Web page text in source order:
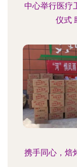
中心举行医疗
仪式
携手同心，焙